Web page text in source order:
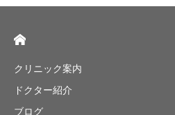
クリニック案内
ドクター紹介
ブログ